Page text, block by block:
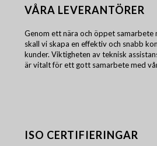
VÅRA LEVERANTÖRER
Genom ett nära och öppet samarbete
skall vi skapa en effektiv och snabb
kunder. Viktigheten av teknisk
är vitalt för ett gott samarbete med
ISO CERTIFIERINGAR